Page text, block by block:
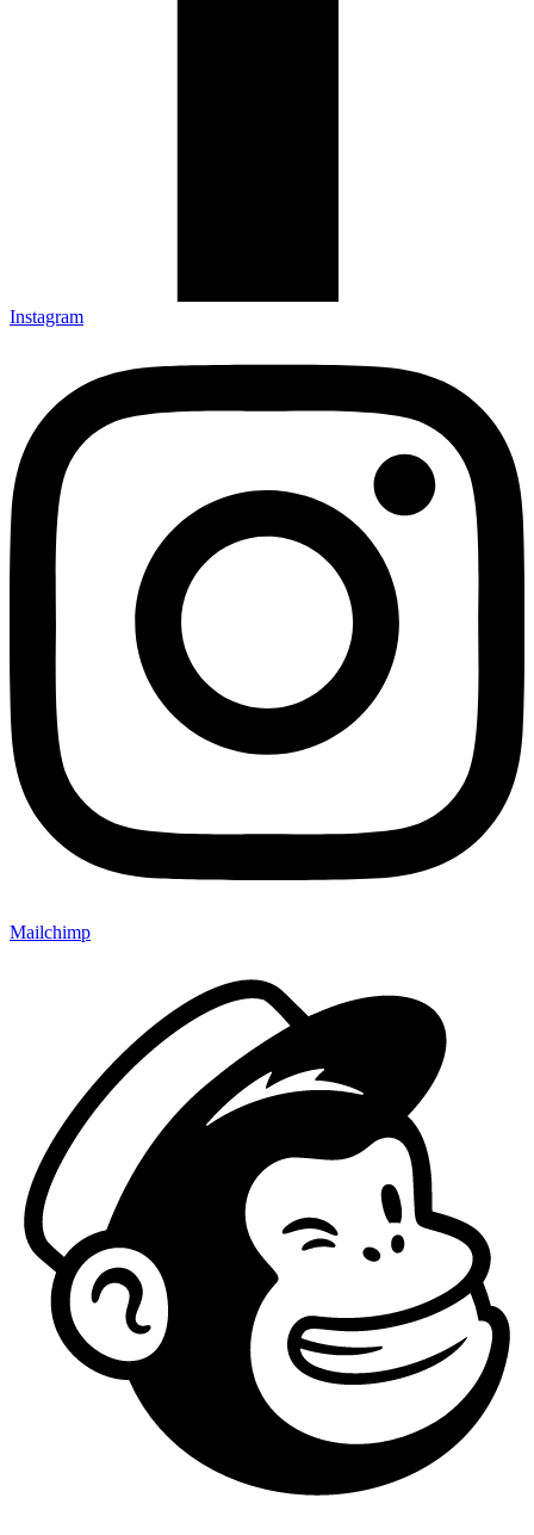
Instagram
Mailchimp